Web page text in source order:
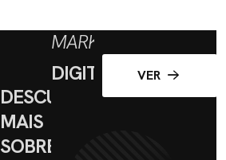
DESCUBRA
MAIS
SOBRE
MARKETING
DIGITAL
VER